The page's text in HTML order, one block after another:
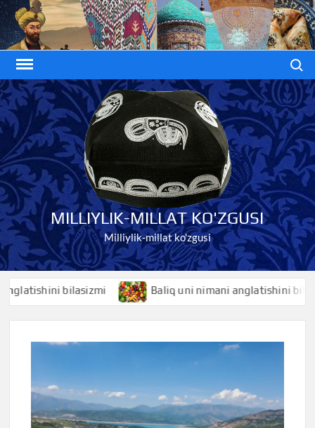
Skip
to
content
MILLIYLIK-MILLAT KO'ZGUSI
Milliylik-millat ko'zgusi
bilasizmi Baliq uni nimani anglatishini bilasizmi